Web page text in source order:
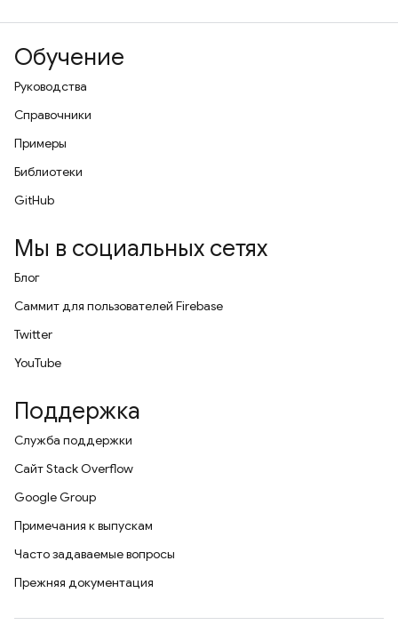
Обучение
Руководства
Справочники
Примеры
Библиотеки
GitHub
Мы в социальных сетях
Блог
Саммит для пользователей Firebase
Twitter
YouTube
Поддержка
Служба поддержки
Сайт Stack Overflow
Google Group
Примечания к выпускам
Часто задаваемые вопросы
Прежняя документация